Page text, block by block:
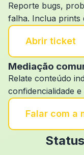
Reporte bugs,
falha. Inclua prints
Abrir ticket
Mediação
Relate conteúdo
confidencialidade
Falar com a